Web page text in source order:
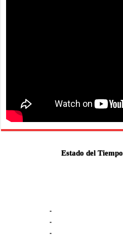
Estado del Tiempo
-
-
-